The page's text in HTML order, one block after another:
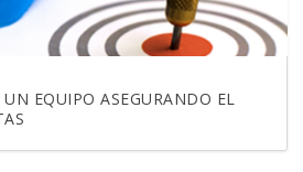
EQUIPO ASEGURANDO EL